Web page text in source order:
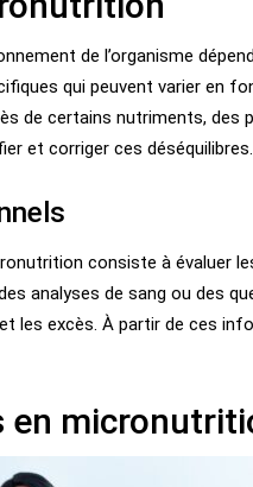
de l’organisme
qui peuvent varier en
de certains nutriments, des
et corriger ces déséquilibres.
consiste à évaluer
analyses de sang ou des
les excès. À partir de ces
en